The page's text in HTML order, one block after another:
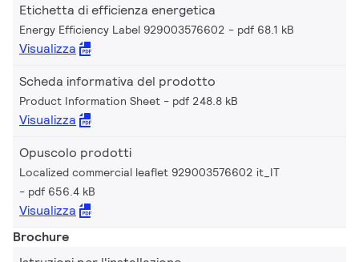
Etichetta di efficienza energetica
Energy Efficiency Label 929003576602 pdf 68.1 kB
Visualizza
Scheda informativa del prodotto
Product Information Sheet pdf 248.8 kB
Visualizza
Opuscolo prodotti
Localized commercial leaflet 929003576602 it_IT
pdf 656.4 kB
Visualizza
Brochure